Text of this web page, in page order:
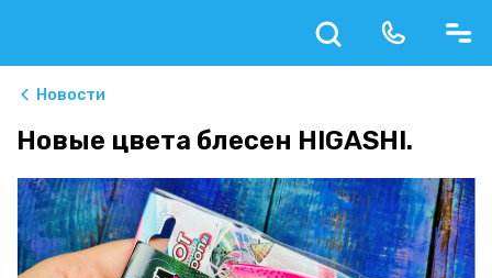
Новости
Новые цвета блесен HIGASHI.